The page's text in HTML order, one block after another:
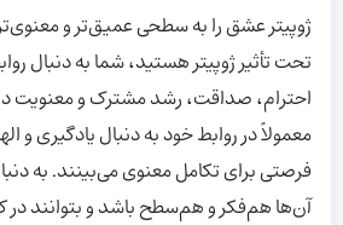
ژوپیتر عشق را به سطحی عمیق‌تر و
تحت تأثیر ژوپیتر هستید، شما به دنبال
احترام، صداقت، رشد مشترک و معنویت
معمولاً در روابط خود به دنبال یادگیری و
فرصتی برای تکامل معنوی می‌بینند. به
آن‌ها هم‌فکر و هم‌سطح باشد و بتوانند در